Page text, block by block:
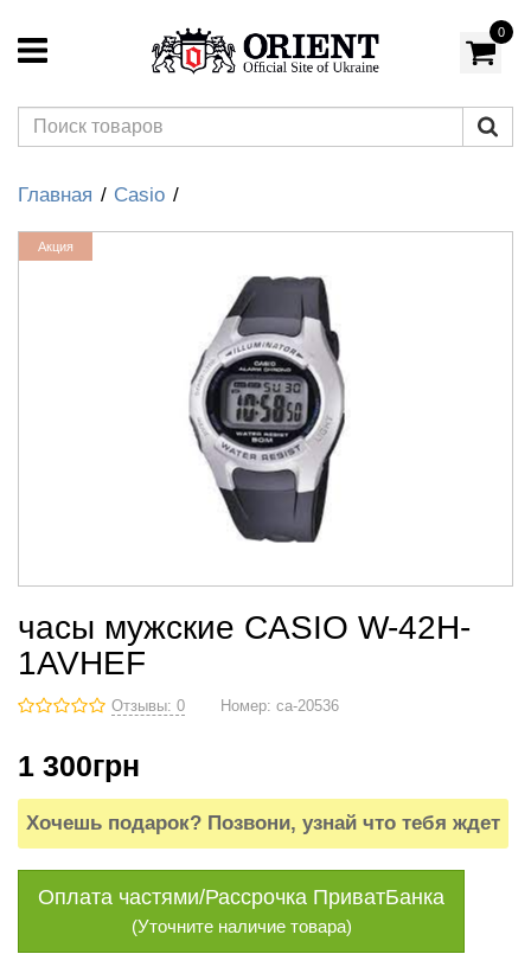
0
Главная Casio
Акция
часы мужские CASIO W-42H-
1AVHEF
Отзывы: 0 Номер: ca-20536
1 300грн
Хочешь подарок? Позвони, узнай что тебя ждет
Оплата частями/Рассрочка ПриватБанка
(Уточните наличие товара)